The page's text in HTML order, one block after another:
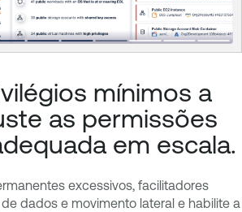
mínimos a
as permissões
em escala.
excessivos, facilitadores
dados e movimento lateral e habilite a